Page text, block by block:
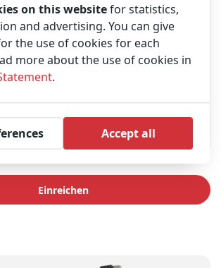
on this websitefor statistics,
and advertising. You can give
the use of cookies for each
more about the use of cookies in
.
Accept all